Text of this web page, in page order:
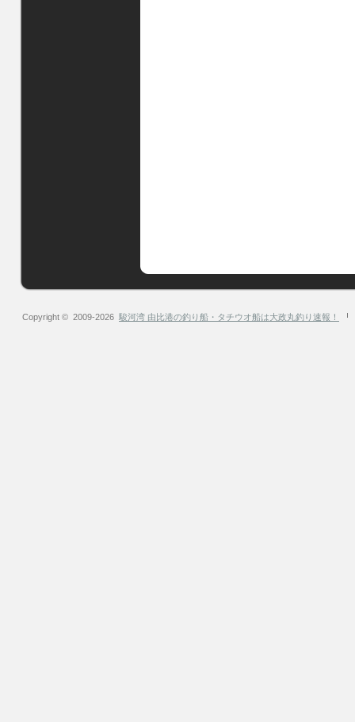
Copyright © 2009-2026 駿河湾 由比港の釣り船・タチウオ船は大政丸釣り速報！